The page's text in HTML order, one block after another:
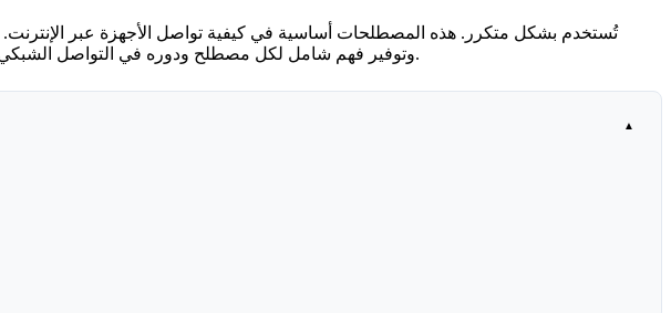
الكمبيوتر وعنوان IP ليسا نفس الشيء. يهدف هذا المقال إلى توضيح الفروقات والعلاقات بين الكمبيوتر وعنوان IP، وتوفير فهم شامل لكل مصطلح ودوره في التواصل الشبكي.